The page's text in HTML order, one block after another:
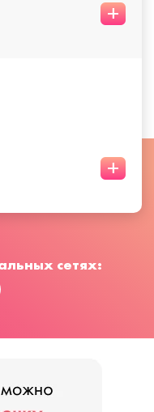
+
+
сетях: